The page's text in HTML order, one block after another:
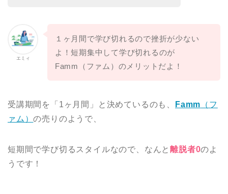
エミィ
１ヶ月間で学び切れるので挫折が少ない
よ！短期集中して学び切れるのが
Famm（ファム）のメリットだよ！
受講期間を「1ヶ月間」と決めているのも、 Famm （フ
ァム）の売りのようで、
短期間で学び切るスタイルなので、なんと離脱者0のよ
うです！